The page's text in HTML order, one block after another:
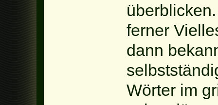
ferner
dann
Wörter im